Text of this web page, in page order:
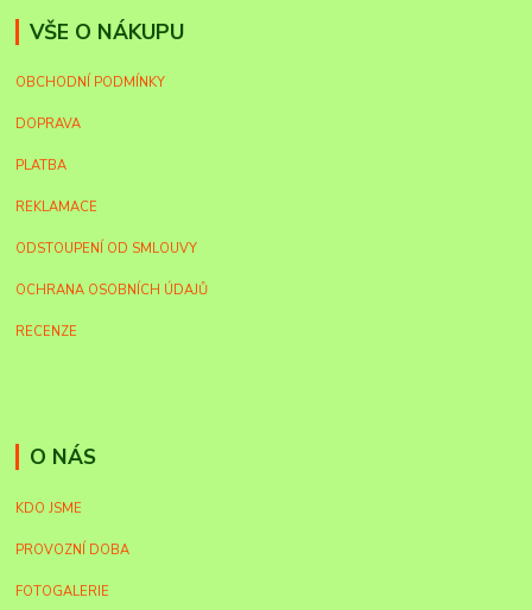
VŠE O NÁKUPU
OBCHODNÍ PODMÍNKY
DOPRAVA
PLATBA
REKLAMACE
ODSTOUPENÍ OD SMLOUVY
OCHRANA OSOBNÍCH ÚDAJŮ
RECENZE
O NÁS
KDO JSME
PROVOZNÍ DOBA
FOTOGALERIE